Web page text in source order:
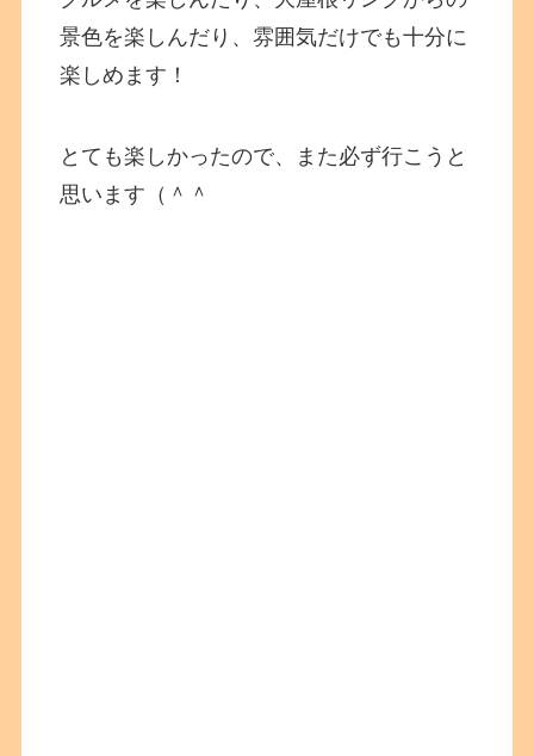
景色を楽しんだり、雰囲気だけでも十分に
楽しめます！
とても楽しかったので、また必ず行こうと
思います（＾＾